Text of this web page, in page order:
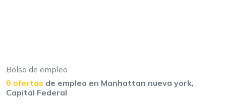
Bolsa de empleo
0 ofertas de empleo en Manhattan nueva york,
Capital Federal